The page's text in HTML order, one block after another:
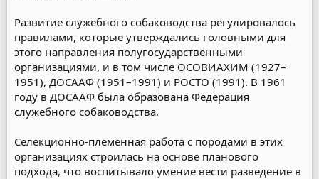
Развитие служебного собаководства регулировалось
правилами, которые утверждались головными для
этого направления полугосударственными
организациями, и в том числе ОСОВИАХИМ (1927–
1951), ДОСААФ (1951–1991) и РОСТО (1991). В 1961
году в ДОСААФ была образована Федерация
служебного собаководства.
Селекционно-племенная работа с породами в этих
организациях строилась на основе планового
подхода, что воспитывало умение вести разведение в